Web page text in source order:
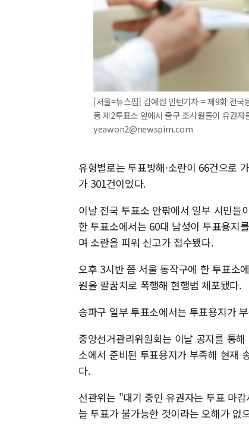
[서울=뉴스핌] 김예원 인턴기자 = 제9회 전국
동 제2투표소 앞에서 출구 조사원들이 유권
yeawon2@newspim.com
유형별로는 투표방해·소란이 66건으로
가 301건이었다.
이날 전국 투표소 안팎에서 일부 시민들
한 투표소에서는 60대 남성이 투표용지
며 소란을 피워 신고가 접수됐다.
오후 3시반 쯤 서울 동작구에 한 투표소
원을 팔꿈치로 폭행해 현행범 체포됐다.
송파구 일부 투표소에서는 투표용지가
중앙선거관리위원회는 이날 공지를 통
소에서 준비된 투표용지가 부족해 현재
다.
선관위는 "대기 중인 유권자는 투표 마
늘 투표가 불가능한 것이라는 오해가 없